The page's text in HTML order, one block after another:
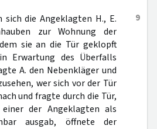
9
sich die Angeklagten H., E.
zur Wohnung der
sie an die Tür geklopft
Erwartung des Überfalls
A. den Nebenkläger und
wer sich vor der Tür
und fragte durch die Tür,
der Angeklagten als
ausgab, öffnete der